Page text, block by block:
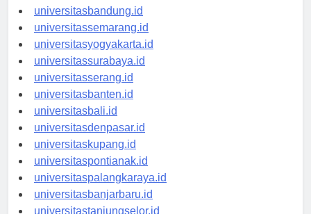
universitastanjungpinang.id
universitasbandung.id
universitassemarang.id
universitasyogyakarta.id
universitassurabaya.id
universitasserang.id
universitasbanten.id
universitasbali.id
universitasdenpasar.id
universitaskupang.id
universitaspontianak.id
universitaspalangkaraya.id
universitasbanjarbaru.id